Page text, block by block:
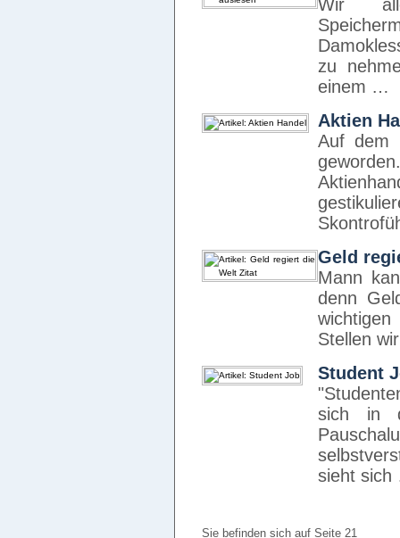
Wir
zu
einem …
Aktien
Auf dem
Geld
Mann
denn
Stellen
Student
sich in
sieht
Sie befinden sich auf Seite 21